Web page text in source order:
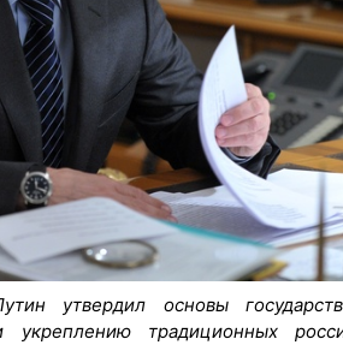
утвердил основы
традиционных